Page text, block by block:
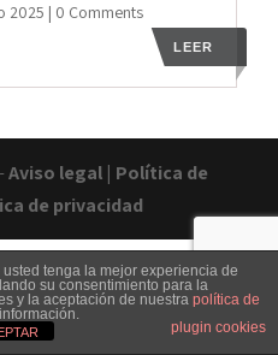
2025 | 0 Comments
LEER
Aviso legal | Política de
de privacidad
Contacto
tenga la mejor experiencia de
su consentimiento para la
y la aceptación de nuestra política de
plugin cookies